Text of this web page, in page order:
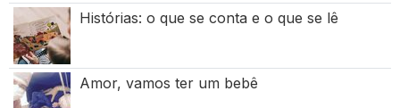
Histórias: o que se conta e o que se lê
Amor, vamos ter um bebê